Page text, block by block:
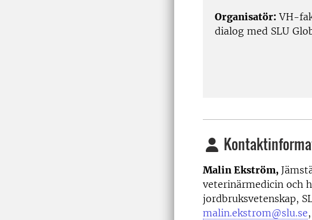
Organisatör: VH-
dialog med SLU
Malin Ekström,
veterinärmedicin och
jordbruksvetenskap,
malin.ekstrom@slu.se